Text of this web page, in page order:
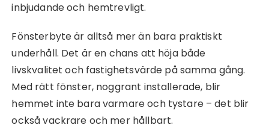
inbjudande och hemtrevligt.
Fönsterbyte är alltså mer än bara praktiskt
underhåll. Det är en chans att höja både
livskvalitet och fastighetsvärde på samma gång.
Med rätt fönster, noggrant installerade, blir
hemmet inte bara varmare och tystare – det blir
också vackrare och mer hållbart.